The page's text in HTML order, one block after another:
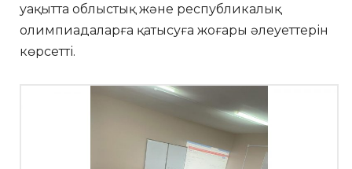
уақытта облыстық және республикалық
олимпиадаларға қатысуға жоғары әлеуеттерін
көрсетті.